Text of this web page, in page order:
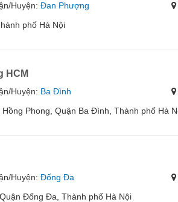
Huyện: Đan Phượng
phố Hà Nội
HCM
Huyện: Ba Đình
Phong, Quận Ba Đình, Thành phố Hà
Huyện: Đống Đa
Đống Đa, Thành phố Hà Nội